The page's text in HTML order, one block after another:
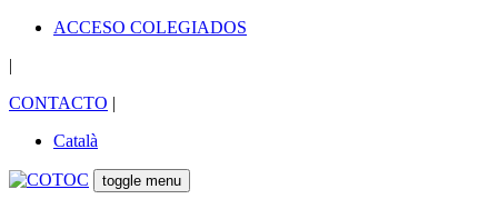
ACCESO COLEGIADOS
|
CONTACTO |
Català
toggle menu